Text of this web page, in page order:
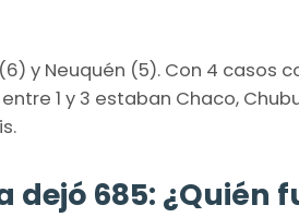
y Neuquén (5). Con 4 casos
1 y 3 estaban Chaco,
dejó 685: ¿Quién